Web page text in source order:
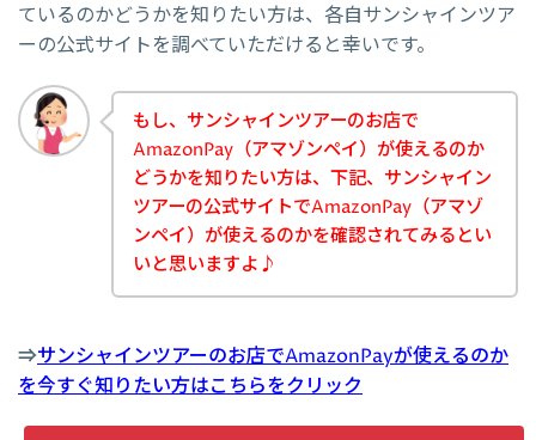
ているのかどうかを知りたい方は、各自サンシャインツア
ーの公式サイトを調べていただけると幸いです。
もし、サンシャインツアーのお店で
AmazonPay（アマゾンペイ）が使えるのか
どうかを知りたい方は、下記、サンシャイン
ツアーの公式サイトでAmazonPay（アマゾ
ンペイ）が使えるのかを確認されてみるとい
いと思いますよ♪
⇒サンシャインツアーのお店でAmazonPayが使えるのか
を今すぐ知りたい方はこちらをクリック